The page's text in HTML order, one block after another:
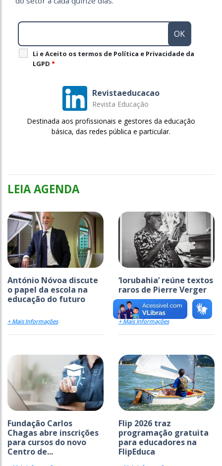
Li e Aceito os termos de Política e Privacidade da
LGPD *
Revistaeducacao
Revista Educação
Destinada aos profissionais e gestores da educação
básica, das redes pública e particular.
LEIA AGENDA
António Nóvoa discute
o papel da escola na
educação do futuro
+ Mais Informações
‘Iorubahia’ reúne textos
raros de Pierre Verger
+ Mais Informações
Fundação Carlos
Chagas abre inscrições
para cursos do novo
Centro de...
Flip 2026 traz
programação gratuita
para educadores na
FlipEduca